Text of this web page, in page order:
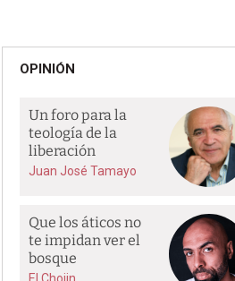
OPINIÓN
Un foro para la
teología de la
liberación
Juan José Tamayo
Que los áticos no
te impidan ver el
bosque